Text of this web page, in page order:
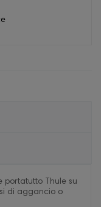
portatutto Thule su
di aggancio o